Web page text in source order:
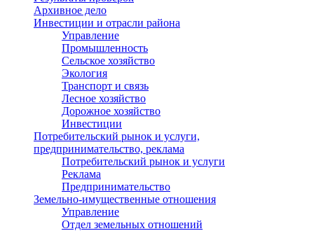
Архивное дело
Инвестиции и отрасли района
Управление
Промышленность
Сельское хозяйство
Экология
Транспорт и связь
Лесное хозяйство
Дорожное хозяйство
Инвестиции
Потребительский рынок и услуги,
предпринимательство, реклама
Потребительский рынок и услуги
Реклама
Предпринимательство
Земельно-имущественные отношения
Управление
Отдел земельных отношений